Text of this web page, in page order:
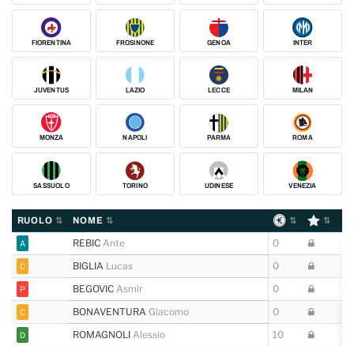
FIORENTINA FROSINONE GENOA INTER
JUVENTUS LAZIO LECCE MILAN
MONZA NAPOLI PARMA ROMA
SASSUOLO TORINO UDINESE VENEZIA
RUOLO NOME
A REBICAnte 0
C BIGLIA Lucas 0
P BEGOVICAsmir 0
C BONAVENTURA Giacomo 0
D ROMAGNOLIAlessio 10